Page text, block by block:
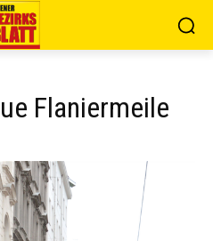
Flaniermeile